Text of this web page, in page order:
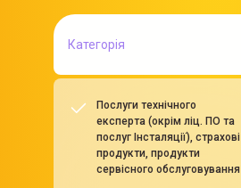
Категорія
Послуги технічного
експерта (окрім ліц. ПО та
послуг Інсталяції), страхові
продукти, продукти
сервісного обслуговування